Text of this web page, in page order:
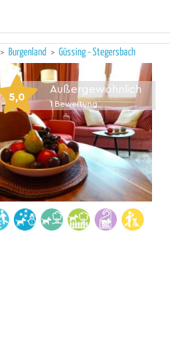
> Burgenland > Güssing - Stegersbach
5,0
Außergewöhnlich
1 Bewertung